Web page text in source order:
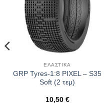
ΕΛΑΣΤΙΚΆ
GRP Tyres-1:8 PIXEL – S35
Soft (2 τεμ)
10,50 €